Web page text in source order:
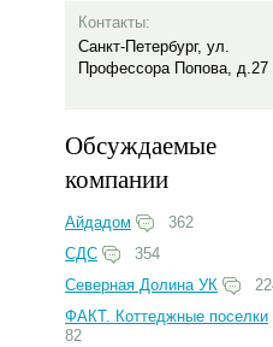
Контакты:
Санкт-Петербург, ул.
Профессора Попова, д.27
Обсуждаемые
компании
Айдадом
362
СДС
354
Северная Долина УК
ФАКТ. Коттеджные поселки
82